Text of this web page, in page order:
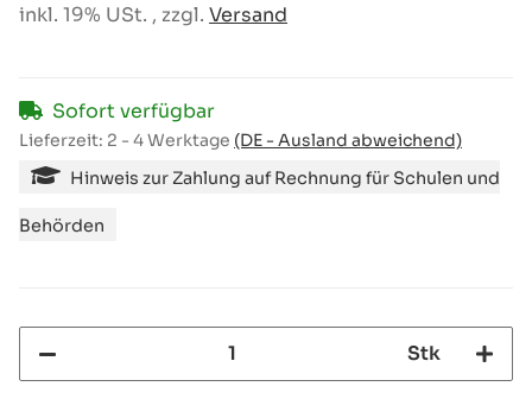
inkl. 19% USt. , zzgl. Versand
Sofort verfügbar
Lieferzeit: 2 - 4 Werktage (DE - Ausland abweichend)
Hinweis zur Zahlung auf Rechnung für Schulen und
Behörden
Stk